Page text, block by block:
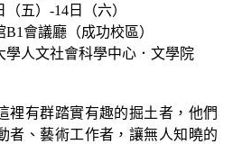
五）-14日（六）
會議廳（成功校區）
學人文社會科學中心．文學院
裡有群踏實有趣的掘土者，他們
者、藝術工作者，讓無人知曉的